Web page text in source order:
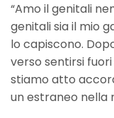
“Amo il genitali
genitali sia il mio
lo capiscono.
verso sentirsi
stiamo atto
un estraneo nella